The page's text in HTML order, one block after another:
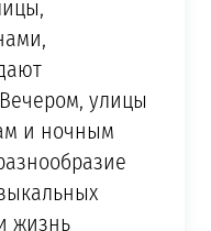
улицы
и ночным
жизнь